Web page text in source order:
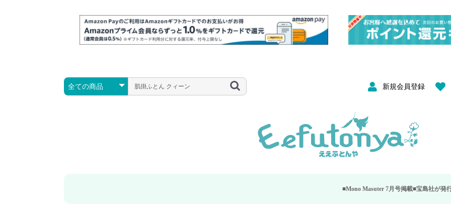
新規会員登録
■Mono Masuter 7月号掲載■宝島社が発行する大人の